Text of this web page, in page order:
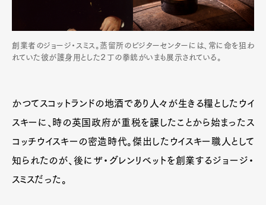
創業者のジョージ・スミス。蒸留所のビジターセンターには、常に命を狙わ
れていた彼が護身用とした２丁の拳銃がいまも展示されている。
かつてスコットランドの地酒であり人々が生きる糧としたウイ
スキーに、時の英国政府が重税を課したことから始まったス
コッチウイスキーの密造時代。傑出したウイスキー職人として
知られたのが、後にザ・グレンリベットを創業するジョージ・
スミスだった。